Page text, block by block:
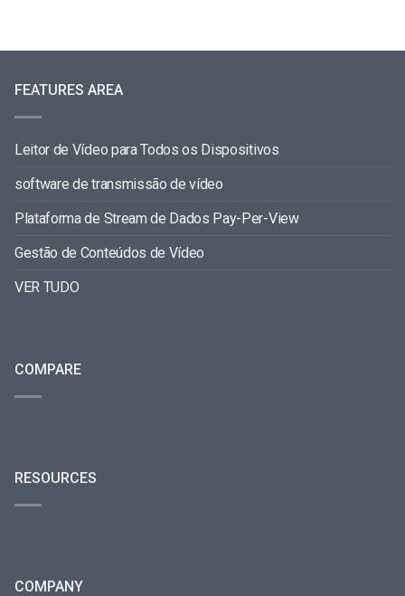
FEATURES AREA
Leitor de Vídeo para Todos os Dispositivos
software de transmissão de vídeo
Plataforma de Stream de Dados Pay-Per-View
Gestão de Conteúdos de Vídeo
VER TUDO
COMPARE
RESOURCES
COMPANY